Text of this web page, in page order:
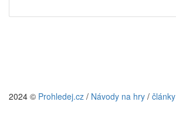
2024 © Prohledej.cz / Návody na hry / články